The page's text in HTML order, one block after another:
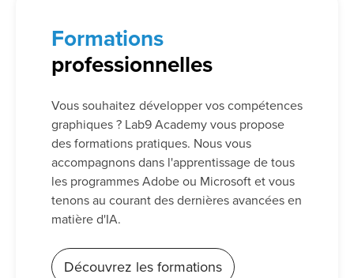
Formations
professionnelles
Vous souhaitez développer vos compétences
graphiques ? Lab9 Academy vous propose
des formations pratiques. Nous vous
accompagnons dans l'apprentissage de tous
les programmes Adobe ou Microsoft et vous
tenons au courant des dernières avancées en
matière d'IA.
Découvrez les formations